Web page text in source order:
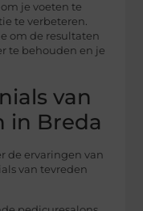
je voeten te
te verbeteren.
om de resultaten
te behouden en je
van
in Breda
de ervaringen van
van tevreden